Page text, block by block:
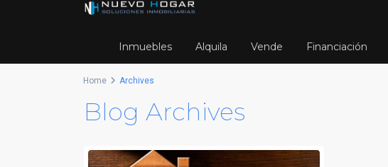
Inmuebles Alquila Vende Financiación
Home Archives
Blog Archives